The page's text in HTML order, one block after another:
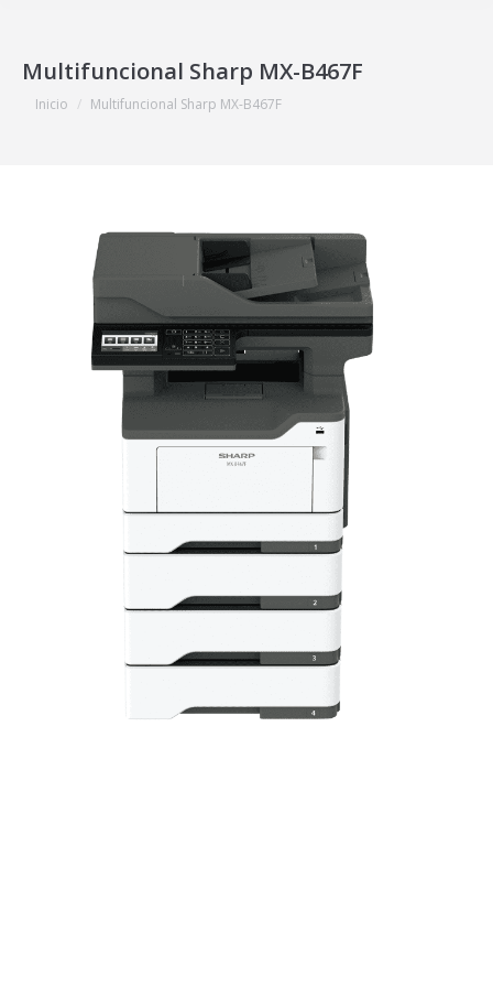
Multifuncional Sharp MX-B467F
Estás aquí:
Inicio Multifuncional Sharp MX-B467F